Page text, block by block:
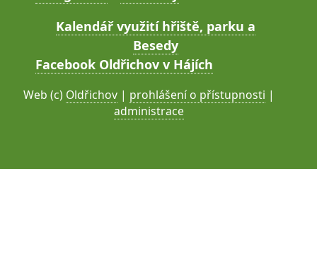
Kalendář využití hřiště, parku a
Besedy
Facebook Oldřichov v Hájích
Web (c) Oldřichov | prohlášení o přístupnosti |
administrace